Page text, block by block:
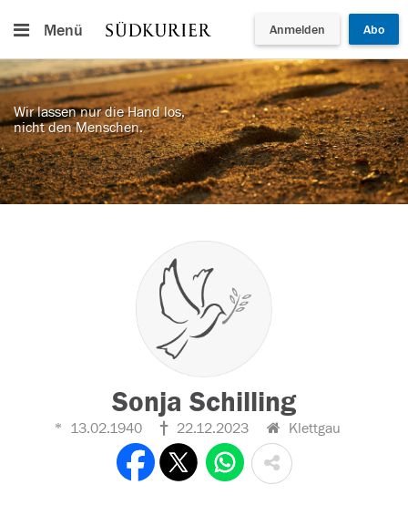
Menü Anmelden Abo
Wir lassen nur die Hand los,
nicht den Menschen.
Sonja Schilling
13.02.1940 22.12.2023 Klettgau